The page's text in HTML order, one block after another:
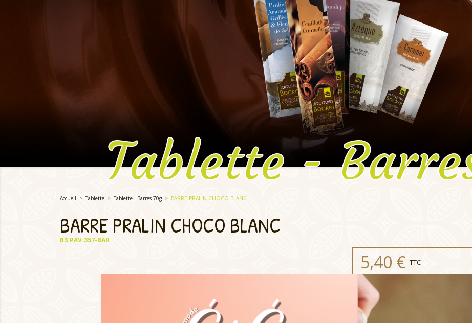
Tablette -
Accueil Tablette Tablette - Barres 70g BARRE PRALIN CHOCO BLANC
BARRE PRALIN CHOCO BLANC
B3.PAV.357-BAR
5,40 € TTC
Poids Net :
Type de chocolat :
Teneur en cacao :